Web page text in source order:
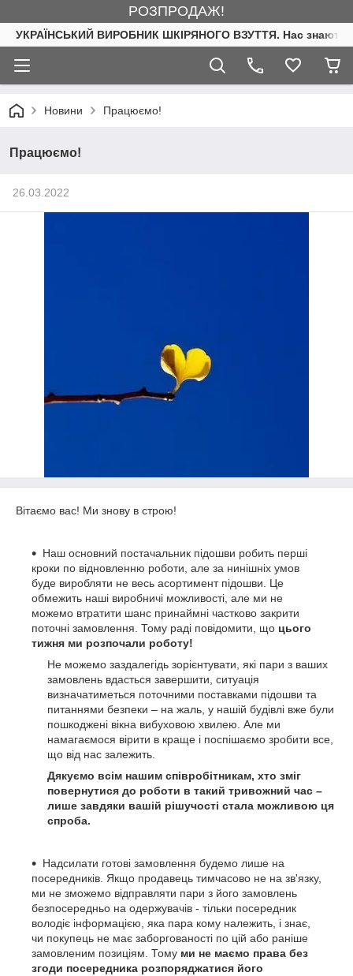
РОЗПРОДАЖ!
УКРАЇНСЬКИЙ ВИРОБНИК ШКІРЯНОГО ВЗУТТЯ. Нас знають.
Новини Працюємо!
Працюємо!
26.03.2022
Вітаємо вас! Ми знову в строю!
Наш основний постачальник підошви робить перші
кроки по відновленню роботи, але за нинішніх умов
буде виробляти не весь асортимент підошви. Це
обмежить наші виробничі можливості, але ми не
можемо втратити шанс принаймні частково закрити
поточні замовлення. Тому раді повідомити, що цього
тижня ми розпочали роботу!
Не можемо заздалегідь зорієнтувати, які пари з ваших
замовлень вдасться завершити, ситуація
визначатиметься поточними поставками підошви та
питаннями безпеки – на жаль, у нашій будівлі вже були
пошкоджені вікна вибуховою хвилею. Але ми
намагаємося вірити в краще і поспішаємо зробити все,
що від нас залежить.
Дякуємо всім нашим співробітникам, хто зміг
повернутися до роботи в такий тривожний час –
лише завдяки вашій рішучості стала можливою ця
спроба.
Надсилати готові замовлення будемо лише на
посередників. Якщо продавець тимчасово не на зв'язку,
ми не зможемо відправляти пари з його замовлень
безпосередньо на одержувачів - тільки посередник
володіє інформацією, яка пара кому належить, і знає,
чи покупець не має заборгованості по цій або раніше
замовленим позиціям. Тому ми не маємо права без
згоди посередника розпоряджатися його